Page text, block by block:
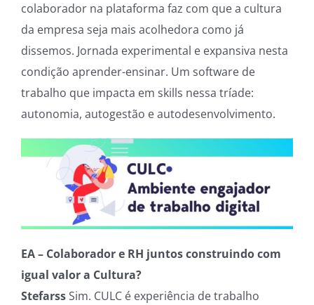
colaborador na plataforma faz com que a cultura
da empresa seja mais acolhedora como já
dissemos. Jornada experimental e expansiva nesta
condição aprender-ensinar. Um software de
trabalho que impacta em skills nessa tríade:
autonomia, autogestão e autodesenvolvimento.
EA – Colaborador e RH juntos construindo com
igual valor a Cultura?
StefarssSim. CULC é experiência de trabalho